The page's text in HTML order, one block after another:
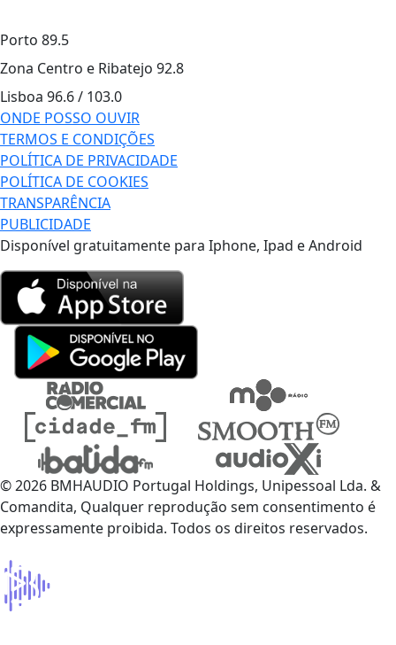
Porto 89.5
Zona Centro e Ribatejo 92.8
Lisboa 96.6 / 103.0
ONDE POSSO OUVIR
TERMOS E CONDIÇÕES
POLÍTICA DE PRIVACIDADE
POLÍTICA DE COOKIES
TRANSPARÊNCIA
PUBLICIDADE
Disponível gratuitamente para Iphone, Ipad e Android
© 2026 BMHAUDIO Portugal Holdings, Unipessoal Lda. &
Comandita, Qualquer reprodução sem consentimento é
expressamente proibida. Todos os direitos reservados.